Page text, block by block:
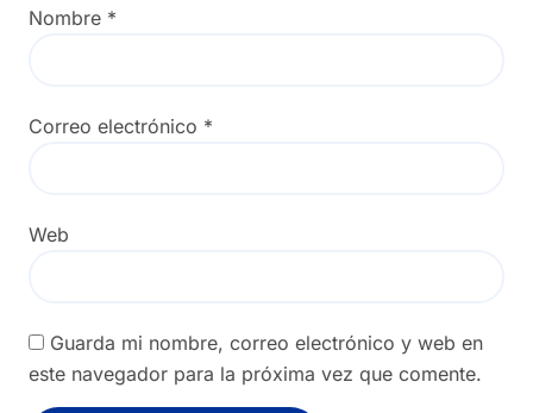
Nombre *
Correo electrónico *
Web
Guarda mi nombre, correo electrónico y web en
este navegador para la próxima vez que comente.